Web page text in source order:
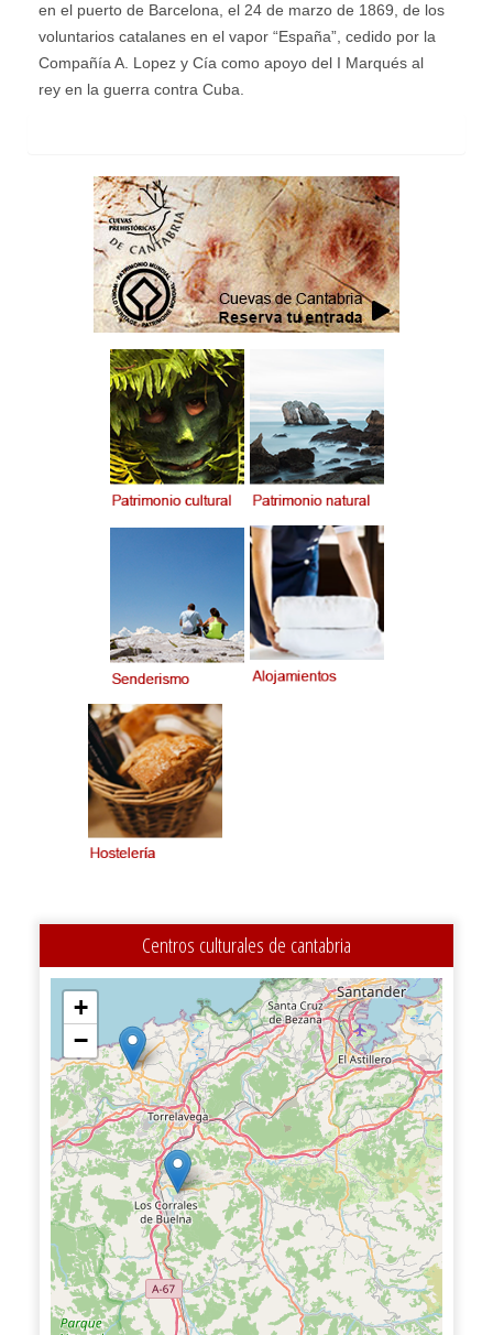
en el puerto de Barcelona, el 24 de marzo de 1869, de los
voluntarios catalanes en el vapor “España”, cedido por la
Compañía A. Lopez y Cía como apoyo del I Marqués al
rey en la guerra contra Cuba.
Centros culturales de cantabria
+
−